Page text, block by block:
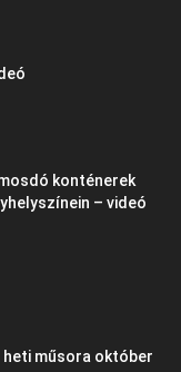
konténerek
– videó
heti műsora október